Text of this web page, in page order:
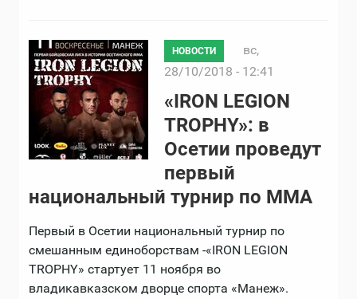
НОВОСТИ
вс,
28/10/2018 - 12:41
«IRON LEGION
TROPHY»: в
Осетии проведут
первый
национальный турнир по ММА
Первый в Осетии национальный турнир по
смешанным единоборствам -«IRON LEGION
TROPHY» стартует 11 ноября во
владикавказском дворце спорта «Манеж».